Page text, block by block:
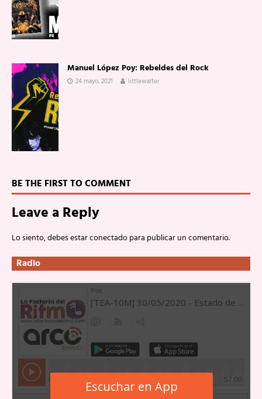
Manuel López Poy: Rebeldes del Rock
24 mayo, 2021 littlewalter
BE THE FIRST TO COMMENT
Leave a Reply
Lo siento, debes estarconectadopara publicar un comentario.
Radio